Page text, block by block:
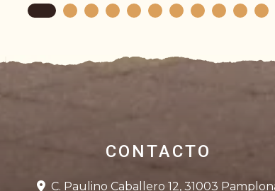
CONTACTO
C. Paulino Caballero 12, 31003